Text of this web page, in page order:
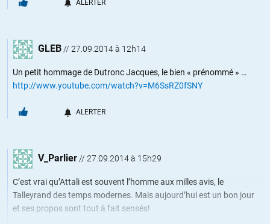
ALERTER
GLEB // 27.09.2014 à 12h14
Un petit hommage de Dutronc Jacques, le bien « prénommé » …
http://www.youtube.com/watch?v=M6SsRZ0fSNY
ALERTER
V_Parlier // 27.09.2014 à 15h29
C’est vrai qu’Attali est souvent l’homme aux milles avis, le
Talleyrand des temps modernes. Mais aujourd’hui est un bon jour
et ses propos sont tout à fait sensés!